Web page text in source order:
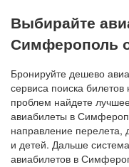
Выбирайте
Симферополь
Бронируйте дешево
сервиса поиска
проблем найдете
авиабилеты в
направление перелета,
и детей. Дальше
авиабилетов в